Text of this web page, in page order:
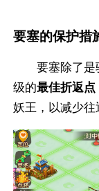
要塞的保护措
要塞除了是
级的最佳折返点
妖王，以减少往